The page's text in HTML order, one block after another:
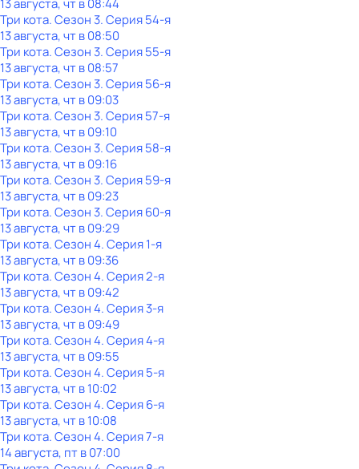
13 августа, чт в 08:44
Три кота. Сезон 3. Серия 54-я
13 августа, чт в 08:50
Три кота. Сезон 3. Серия 55-я
13 августа, чт в 08:57
Три кота. Сезон 3. Серия 56-я
13 августа, чт в 09:03
Три кота. Сезон 3. Серия 57-я
13 августа, чт в 09:10
Три кота. Сезон 3. Серия 58-я
13 августа, чт в 09:16
Три кота. Сезон 3. Серия 59-я
13 августа, чт в 09:23
Три кота. Сезон 3. Серия 60-я
13 августа, чт в 09:29
Три кота. Сезон 4. Серия 1-я
13 августа, чт в 09:36
Три кота. Сезон 4. Серия 2-я
13 августа, чт в 09:42
Три кота. Сезон 4. Серия 3-я
13 августа, чт в 09:49
Три кота. Сезон 4. Серия 4-я
13 августа, чт в 09:55
Три кота. Сезон 4. Серия 5-я
13 августа, чт в 10:02
Три кота. Сезон 4. Серия 6-я
13 августа, чт в 10:08
Три кота. Сезон 4. Серия 7-я
14 августа, пт в 07:00